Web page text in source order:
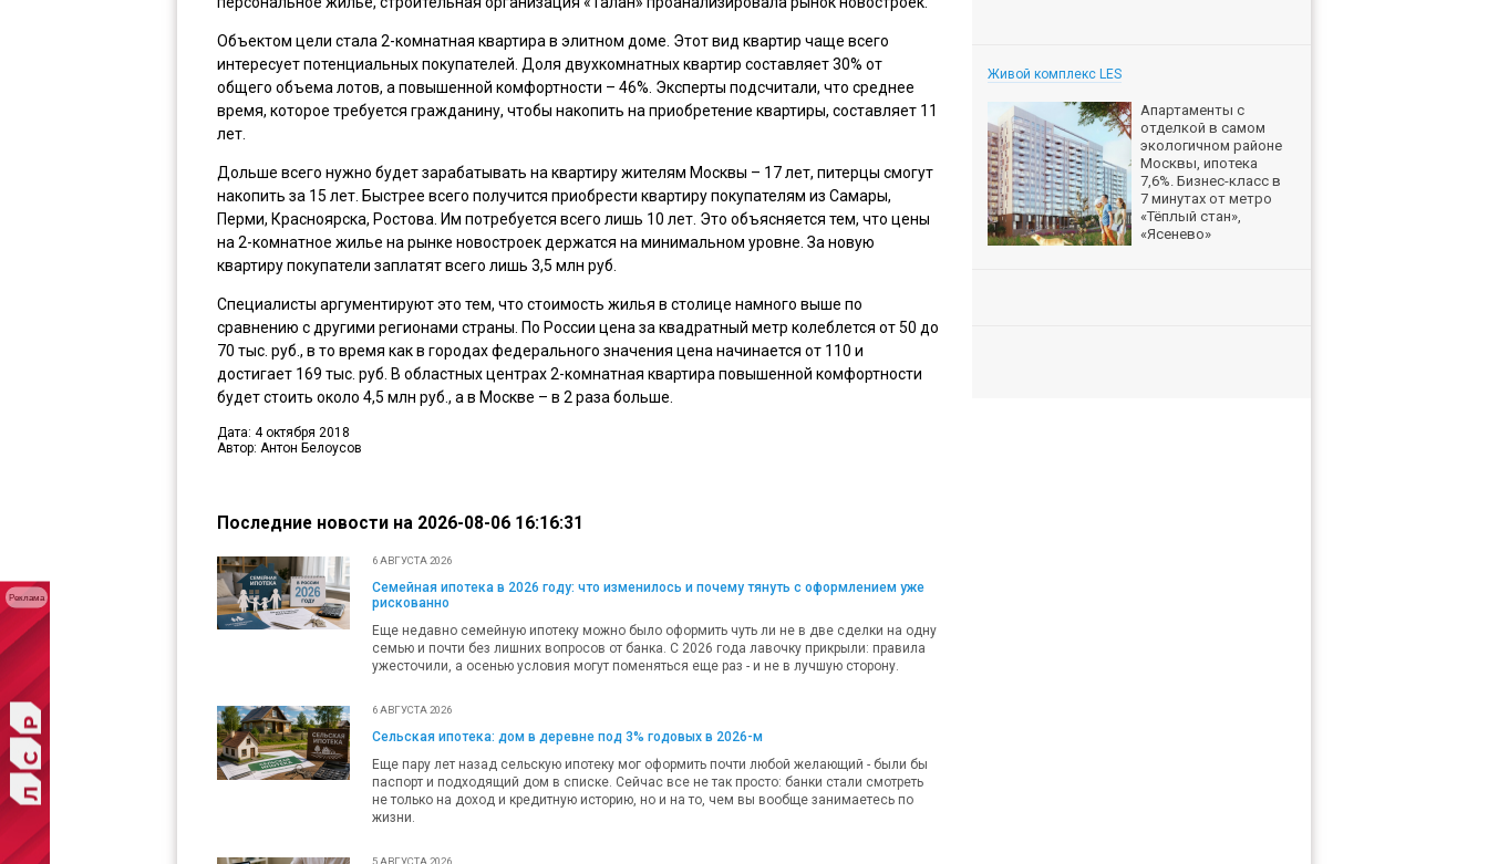
Объектом цели стала 2-комнатная квартира в элитном доме. Этот вид квартир чаще всего
интересует потенциальных покупателей. Доля двухкомнатных квартир составляет 30% от
общего объема лотов, а повышенной комфортности – 46%. Эксперты подсчитали, что среднее
время, которое требуется гражданину, чтобы накопить на приобретение квартиры, составляет 11
лет.
Дольше всего нужно будет зарабатывать на квартиру жителям Москвы – 17 лет, питерцы смогут
накопить за 15 лет. Быстрее всего получится приобрести квартиру покупателям из Самары,
Перми, Красноярска, Ростова. Им потребуется всего лишь 10 лет. Это объясняется тем, что цены
на 2-комнатное жилье на рынке новостроек держатся на минимальном уровне. За новую
квартиру покупатели заплатят всего лишь 3,5 млн руб.
Специалисты аргументируют это тем, что стоимость жилья в столице намного выше по
сравнению с другими регионами страны. По России цена за квадратный метр колеблется от 50 до
70 тыс. руб., в то время как в городах федерального значения цена начинается от 110 и
достигает 169 тыс. руб. В областных центрах 2-комнатная квартира повышенной комфортности
будет стоить около 4,5 млн руб., а в Москве – в 2 раза больше.
Дата: 4 октября 2018
Автор: Антон Белоусов
Последние новости на 2026-08-06 16:16:31
6 АВГУСТА 2026
Семейная ипотека в 2026 году: что изменилось и почему тянуть с оформлением уже
рискованно
Еще недавно семейную ипотеку можно было оформить чуть ли не в две сделки на одну
семью и почти без лишних вопросов от банка. С 2026 года лавочку прикрыли: правила
ужесточили, а осенью условия могут поменяться еще раз - и не в лучшую сторону.
6 АВГУСТА 2026
Сельская ипотека: дом в деревне под 3% годовых в 2026-м
Еще пару лет назад сельскую ипотеку мог оформить почти любой желающий - были бы
паспорт и подходящий дом в списке. Сейчас все не так просто: банки стали смотреть
не только на доход и кредитную историю, но и на то, чем вы вообще занимаетесь по
жизни.
5 АВГУСТА 2026
Реклама
Живой комплекс LES
Апартаменты с
отделкой в самом
экологичном районе
Москвы, ипотека
7,6%. Бизнес-класс в
7 минутах от метро
«Тёплый стан»,
«Ясенево»